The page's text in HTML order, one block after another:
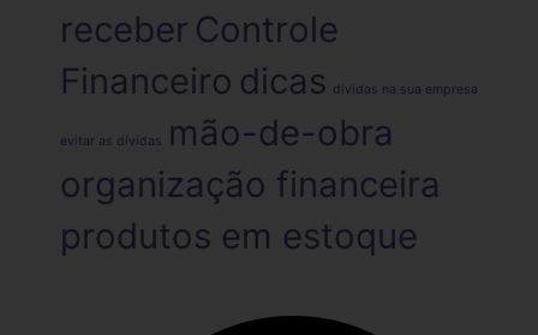
receber Controle
Financeiro dicas dívidas na sua empresa
evitar as dívidas
mão-de-obra
organização financeira
produtos em estoque